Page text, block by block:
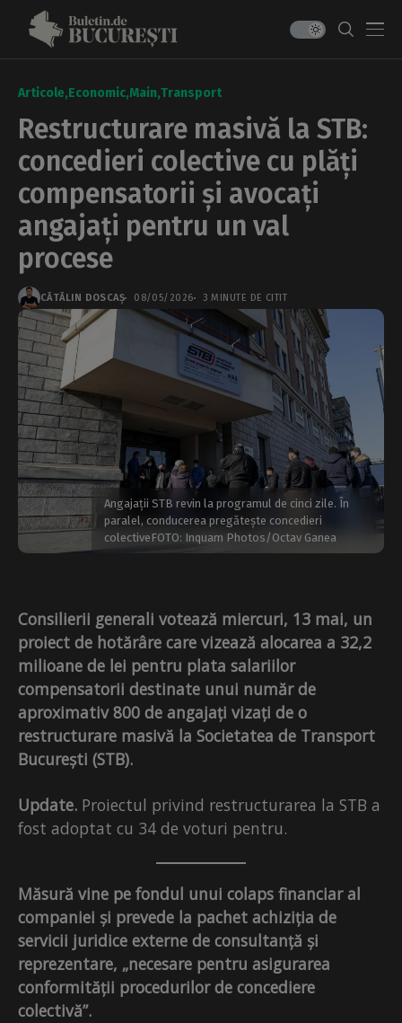
Articole Economic Main Transport
Restructurare masivă la STB:
concedieri colective cu plăți
compensatorii și avocați
angajați pentru un val
procese
CĂTĂLIN DOSCAȘ 08/05/2026 3 MINUTE DE CITIT
Angajații STB revin la programul de cinci zile. În
paralel, conducerea pregătește concedieri
colectiveFOTO: Inquam Photos/Octav Ganea
Consilierii generali votează miercuri, 13 mai, un
proiect de hotărâre care vizează alocarea a 32,2
milioane de lei pentru plata salariilor
compensatorii destinate unui număr de
aproximativ 800 de angajați vizați de o
restructurare masivă la Societatea de Transport
București (STB).
Update. Proiectul privind restructurarea la STB a
fost adoptat cu 34 de voturi pentru.
Măsură vine pe fondul unui colaps financiar al
companiei și prevede la pachet achiziția de
servicii juridice externe de consultanță și
reprezentare, „necesare pentru asigurarea
conformității procedurilor de concediere
colectivă”.